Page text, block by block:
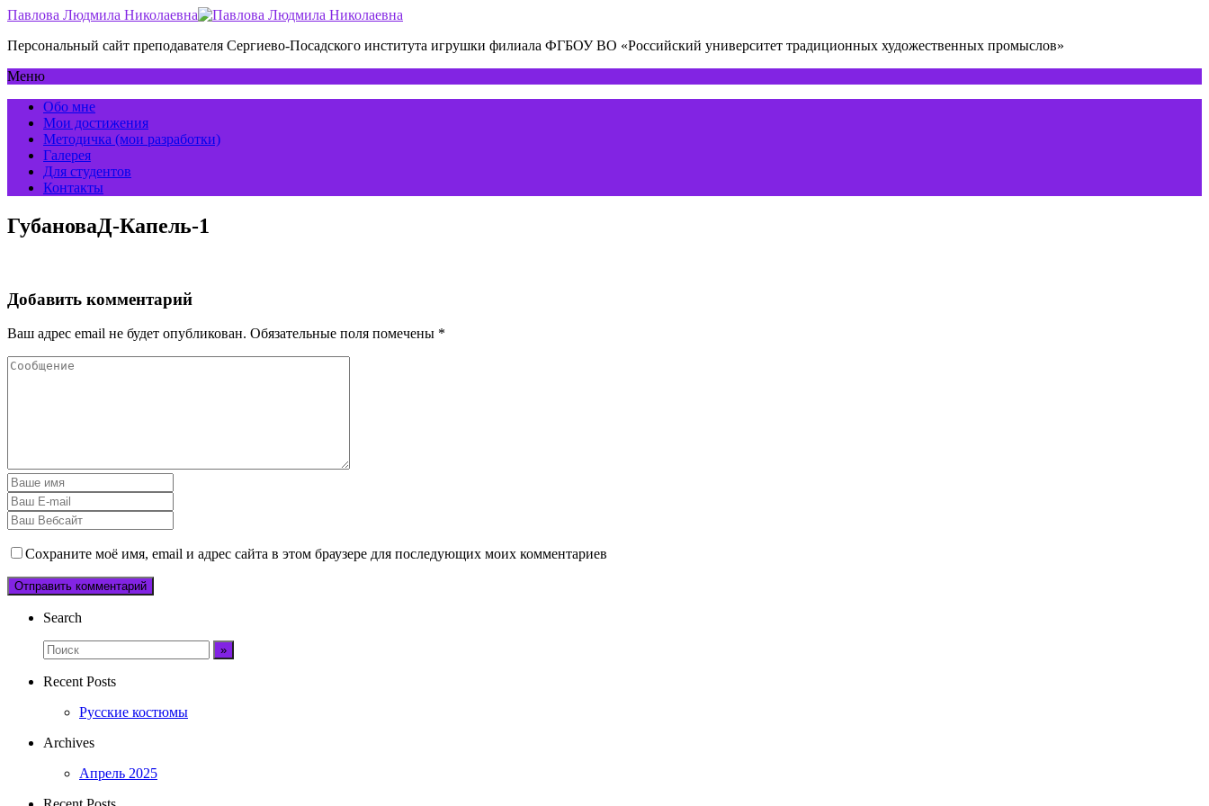
Павлова Людмила Николаевна
Персональный сайт преподавателя Сергиево-Посадского института игрушки филиала ФГБОУ ВО «Российский университет традиционных художественных промыслов»
Меню
Обо мне
Мои достижения
Методичка (мои разработки)
Галерея
Для студентов
Контакты
ГубановаД-Капель-1
Добавить комментарий
Ваш адрес email не будет опубликован. Обязательные поля помечены *
Сохраните моё имя, email и адрес сайта в этом браузере для последующих моих комментариев
Search
Recent Posts
Русские костюмы
Archives
Апрель 2025